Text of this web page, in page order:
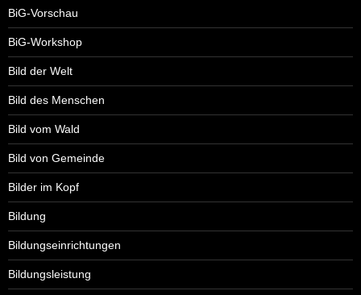
BiG-Vorschau
BiG-Workshop
Bild der Welt
Bild des Menschen
Bild vom Wald
Bild von Gemeinde
Bilder im Kopf
Bildung
Bildungseinrichtungen
Bildungsleistung